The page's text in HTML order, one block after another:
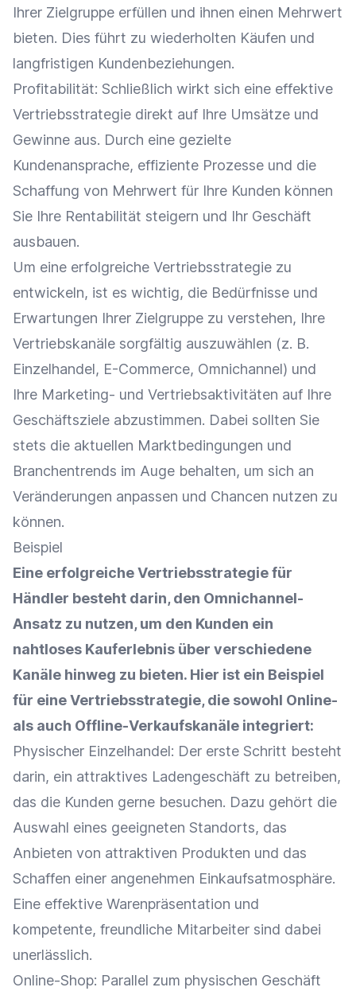
Ihrer Zielgruppe erfüllen und ihnen einen Mehrwert
bieten. Dies führt zu wiederholten Käufen und
langfristigen Kundenbeziehungen.
Profitabilität: Schließlich wirkt sich eine effektive
Vertriebsstrategie direkt auf Ihre Umsätze und
Gewinne aus. Durch eine gezielte
Kundenansprache, effiziente Prozesse und die
Schaffung von Mehrwert für Ihre Kunden können
Sie Ihre Rentabilität steigern und Ihr Geschäft
ausbauen.
Um eine erfolgreiche Vertriebsstrategie zu
entwickeln, ist es wichtig, die Bedürfnisse und
Erwartungen Ihrer Zielgruppe zu verstehen, Ihre
Vertriebskanäle sorgfältig auszuwählen (z. B.
Einzelhandel, E-Commerce, Omnichannel) und
Ihre Marketing- und Vertriebsaktivitäten auf Ihre
Geschäftsziele abzustimmen. Dabei sollten Sie
stets die aktuellen Marktbedingungen und
Branchentrends im Auge behalten, um sich an
Veränderungen anpassen und Chancen nutzen zu
können.
Beispiel
Eine erfolgreiche Vertriebsstrategie für
Händler besteht darin, den Omnichannel-
Ansatz zu nutzen, um den Kunden ein
nahtloses Kauferlebnis über verschiedene
Kanäle hinweg zu bieten. Hier ist ein Beispiel
für eine Vertriebsstrategie, die sowohl Online-
als auch Offline-Verkaufskanäle integriert:
Physischer Einzelhandel: Der erste Schritt besteht
darin, ein attraktives Ladengeschäft zu betreiben,
das die Kunden gerne besuchen. Dazu gehört die
Auswahl eines geeigneten Standorts, das
Anbieten von attraktiven Produkten und das
Schaffen einer angenehmen Einkaufsatmosphäre.
Eine effektive Warenpräsentation und
kompetente, freundliche Mitarbeiter sind dabei
unerlässlich.
Online-Shop: Parallel zum physischen Geschäft